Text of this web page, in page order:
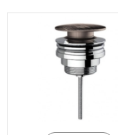
ΚΟΥΖΙΝΑ
ΕΠΙΠΛΑ ΜΠΑΝΙΟΥ